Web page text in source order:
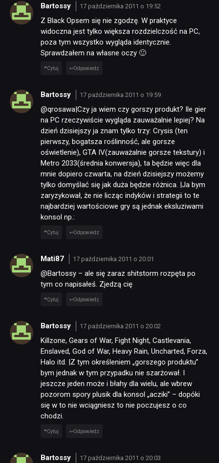
Bartossy 17 października 2011 o 19:52
Z Black Opsem się nie zgodzę. W praktyce
widoczna jest tylko większa rozdzielczość na PC,
poza tym wszystko wygląda identycznie.
Sprawdzałem na własne oczy 🙂
Cytuj Odpowiedz
Bartossy 17 października 2011 o 19:59
@qrosawa|Czy ja wiem czy gorszy produkt? Ile gier
na PC rzeczywiście wygląda zauważalnie lepiej? Na
dzień dzisiejszy ja znam tylko trzy: Crysis (ten
pierwszy, bogatsza roślinność, ale gorsze
oświetlenie), GTA IV(zauważalnie gorsze tekstury) i
Metro 2033(średnia konwersja), ta będzie więc dla
mnie dopiero czwarta, na dzień dzisiejszy możemy
tylko domyślać się jak duża będzie różnica. |Ja bym
zaryzykował, że nie licząc indyków i strategii to te
najbardziej wartościowe gry są jednak eksluziwami
konsol np.:
Cytuj Odpowiedz
Mati87 17 października 2011 o 20:01
@Bartossy – ale się zaraz shitstorm rozpęta po
tym co napisałeś. Zjedzą cię
Cytuj Odpowiedz
Bartossy 17 października 2011 o 20:02
Killzone, Gears of War, Fight Night, Castlevania,
Enslaved, God of War, Heavy Rain, Uncharted, Forza,
Halo itd. |Z tym określeniem „gorszego produktu”
bym jednak w tym przypadku nie szarżował. I
jeszcze jeden może i błahy dla wielu, ale wbrew
pozorom spory plusik dla konsol „acziki” – dopóki
się w to nie wciągniesz to nie poczujesz o co
chodzi.
Cytuj Odpowiedz
Bartossy 17 października 2011 o 20:03